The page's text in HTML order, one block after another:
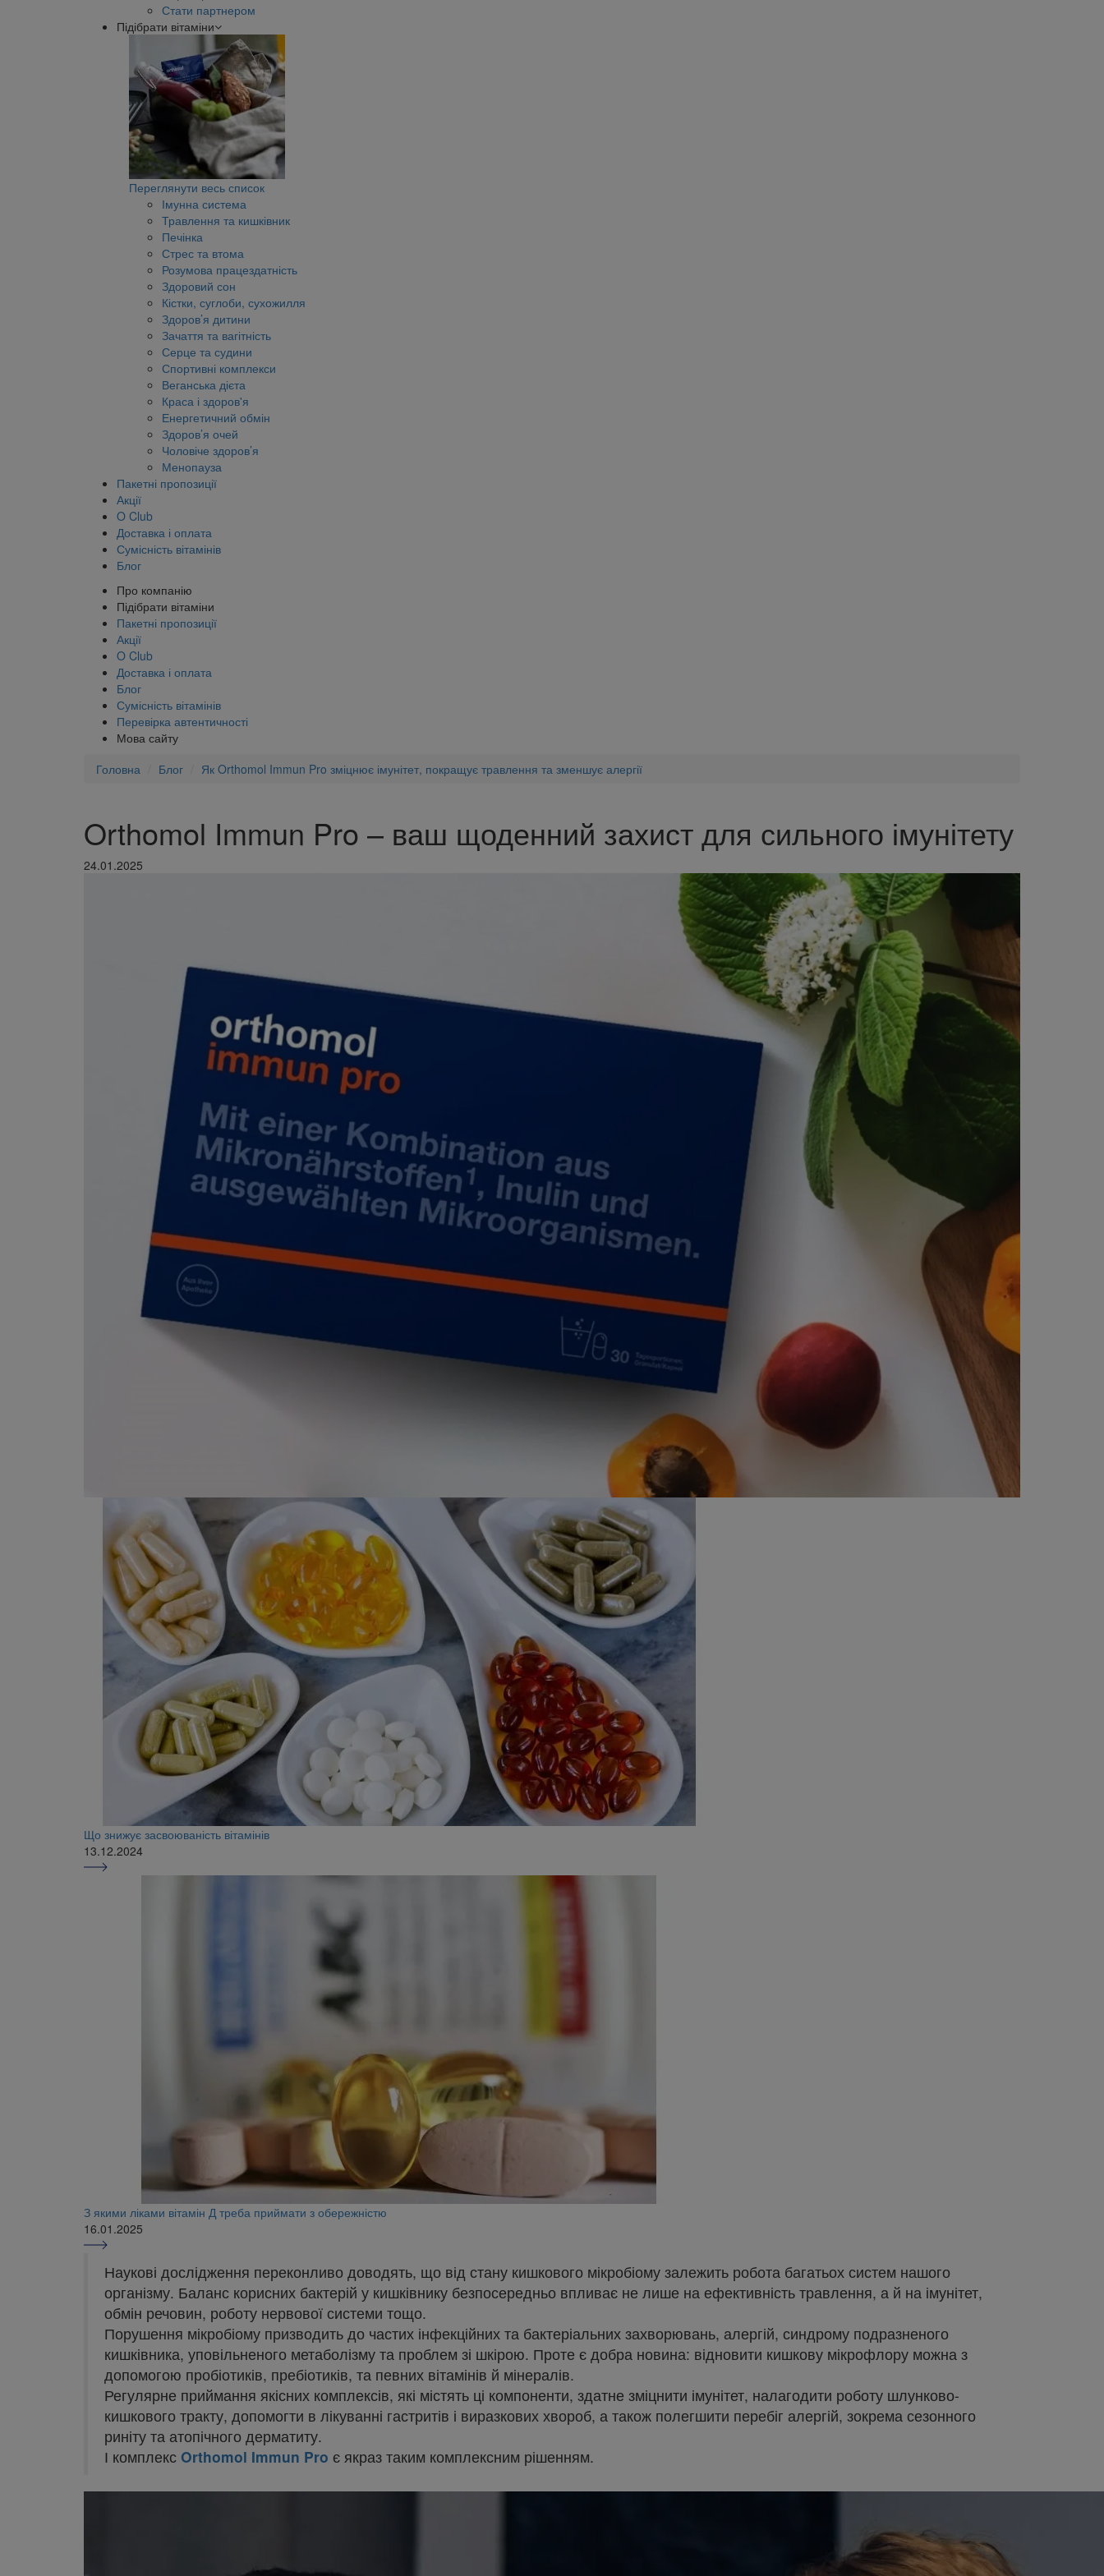
Стати партнером
Підібрати вітаміни
Переглянути весь список
Імунна система
Травлення та кишківник
Печінка
Стрес та втома
Розумова працездатність
Здоровий сон
Кістки, суглоби, сухожилля
Здоров’я дитини
Зачаття та вагітність
Серце та судини
Спортивні комплекси
Веганська дієта
Краса і здоров'я
Енергетичний обмін
Здоров’я очей
Чоловіче здоров’я
Менопауза
Пакетні пропозиції
Акції
O Club
Доставка і оплата
Сумісність вітамінів
Блог
Про компанію
Підібрати вітаміни
Пакетні пропозиції
Акції
O Club
Доставка і оплата
Блог
Сумісність вітамінів
Перевірка автентичності
Мова сайту
Головна
Блог Як Orthomol Immun Pro зміцнює імунітет, покращує травлення та зменшує алергії
Orthomol Immun Pro – ваш щоденний захист для сильного імунітету
24.01.2025
Що знижує засвоюваність вітамінів
13.12.2024
З якими ліками вітамін Д треба приймати з обережністю
16.01.2025
Наукові дослідження переконливо доводять, що від стану кишкового мікробіому залежить робота багатьох систем нашого
організму. Баланс корисних бактерій у кишківнику безпосередньо впливає не лише на ефективність травлення, а й на імунітет,
обмін речовин, роботу нервової системи тощо.
Порушення мікробіому призводить до частих інфекційних та бактеріальних захворювань, алергій, синдрому подразненого
кишківника, уповільненого метаболізму та проблем зі шкірою. Проте є добра новина: відновити кишкову мікрофлору можна з
допомогою пробіотиків, пребіотиків, та певних вітамінів й мінералів.
Регулярне приймання якісних комплексів, які містять ці компоненти, здатне зміцнити імунітет, налагодити роботу шлунково-
кишкового тракту, допомогти в лікуванні гастритів і виразкових хвороб, а також полегшити перебіг алергій, зокрема сезонного
риніту та атопічного дерматиту.
І комплекс Orthomol Immun Pro є якраз таким комплексним рішенням.